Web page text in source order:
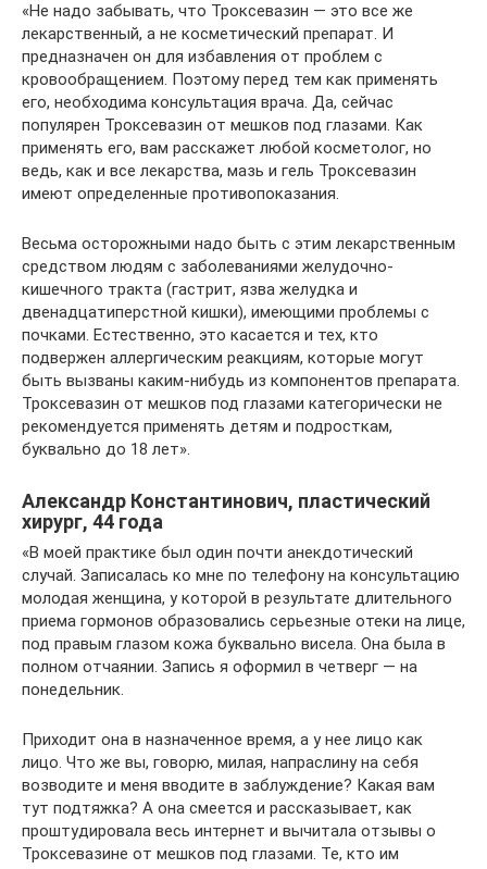
«Не надо забывать, что Троксевазин — это все же
лекарственный, а не косметический препарат. И
предназначен он для избавления от проблем с
кровообращением. Поэтому перед тем как применять
его, необходима консультация врача. Да, сейчас
популярен Троксевазин от мешков под глазами. Как
применять его, вам расскажет любой косметолог, но
ведь, как и все лекарства, мазь и гель Троксевазин
имеют определенные противопоказания.
Весьма осторожными надо быть с этим лекарственным
средством людям с заболеваниями желудочно-
кишечного тракта (гастрит, язва желудка и
двенадцатиперстной кишки), имеющими проблемы с
почками. Естественно, это касается и тех, кто
подвержен аллергическим реакциям, которые могут
быть вызваны каким-нибудь из компонентов препарата.
Троксевазин от мешков под глазами категорически не
рекомендуется применять детям и подросткам,
буквально до 18 лет».
Александр Константинович, пластический
хирург, 44 года
«В моей практике был один почти анекдотический
случай. Записалась ко мне по телефону на консультацию
молодая женщина, у которой в результате длительного
приема гормонов образовались серьезные отеки на лице,
под правым глазом кожа буквально висела. Она была в
полном отчаянии. Запись я оформил в четверг — на
понедельник.
Приходит она в назначенное время, а у нее лицо как
лицо. Что же вы, говорю, милая, напраслину на себя
возводите и меня вводите в заблуждение? Какая вам
тут подтяжка? А она смеется и рассказывает, как
проштудировала весь интернет и вычитала отзывы о
Троксевазине от мешков под глазами. Те, кто им